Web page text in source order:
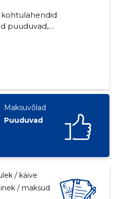
puuduvad,
Maksuvõlad
Puuduvad
/ käive
/ maksud